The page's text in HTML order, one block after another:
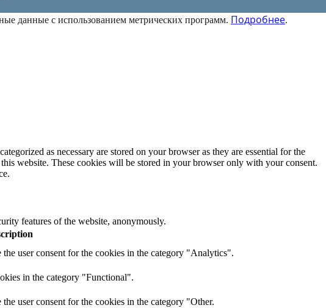
данные с использованием метрических программ. Подробнее.
as necessary are stored on your browser as they are essential for the
website. These cookies will be stored in your browser only with your consent.
features of the website, anonymously.
user consent for the cookies in the category "Analytics".
in the category "Functional".
user consent for the cookies in the category "Other.